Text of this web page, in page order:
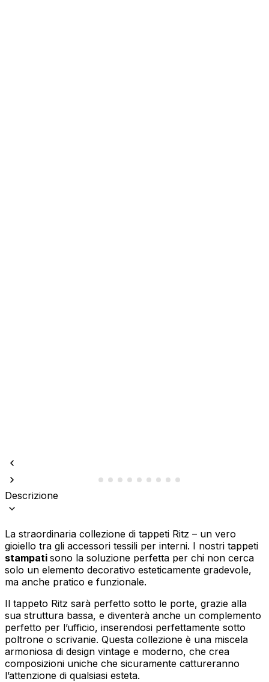
Descrizione
La straordinaria collezione di tappeti Ritz – un vero
gioiello tra gli accessori tessili per interni. I nostri tappeti
stampati sono la soluzione perfetta per chi non cerca
solo un elemento decorativo esteticamente gradevole,
ma anche pratico e funzionale.
Il tappeto Ritz sarà perfetto sotto le porte, grazie alla
sua struttura bassa, e diventerà anche un complemento
perfetto per l’ufficio, inserendosi perfettamente sotto
poltrone o scrivanie. Questa collezione è una miscela
armoniosa di design vintage e moderno, che crea
composizioni uniche che sicuramente cattureranno
l’attenzione di qualsiasi esteta.